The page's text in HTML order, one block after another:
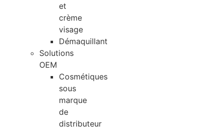
et
crème
visage
Démaquillant
Solutions
OEM
Cosmétiques
sous
marque
de
distributeur